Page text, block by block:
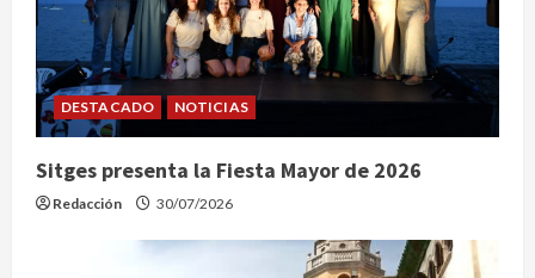
DESTACADO NOTICIAS
Sitges presenta la Fiesta Mayor de 2026
Redacción 30/07/2026